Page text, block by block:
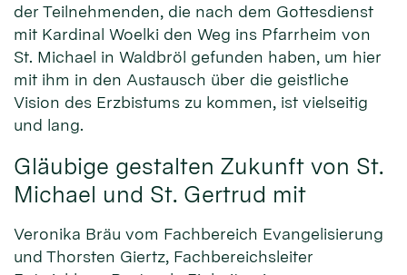
der Teilnehmenden, die nach dem Gottesdienst
mit Kardinal Woelki den Weg ins Pfarrheim von
St. Michael in Waldbröl gefunden haben, um hier
mit ihm in den Austausch über die geistliche
Vision des Erzbistums zu kommen, ist vielseitig
und lang.
Gläubige gestalten Zukunft von St.
Michael und St. Gertrud mit
Veronika Bräu vom Fachbereich Evangelisierung
und Thorsten Giertz, Fachbereichsleiter